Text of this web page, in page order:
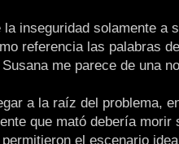
inseguridad solamente a
referencia las palabras
me parece de una
a la raíz del problema,
que mató debería morir
el escenario